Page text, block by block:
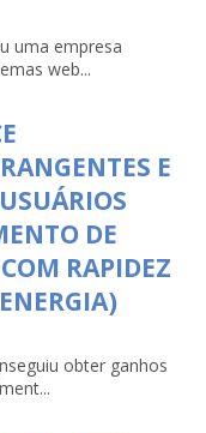
uma empresa
web...
E
DE
RAPIDEZ
obter ganhos